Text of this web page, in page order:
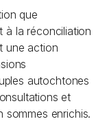
que
à la réconciliation
une action
autochtones
et
sommes enrichis.